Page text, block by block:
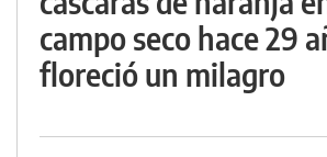
campo seco hace 29
floreció un milagro